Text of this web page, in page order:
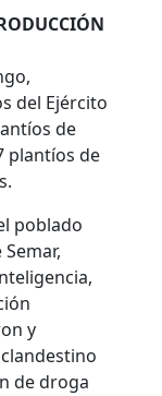
del Ejército
de
plantíos de
poblado
y
de droga